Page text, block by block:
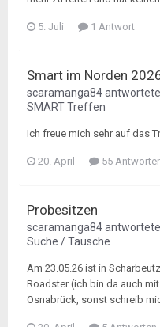
5. Juli 1 Antwort
Smart im Norden
scaramanga84
SMART Treffen
Ich freue mich sehr auf das
20. April 55
Probesitzen
scaramanga84
Suche / Tausche
Am 23.05.26 ist in
Roadster (ich bin da auch
Osnabrück, sonst schreib